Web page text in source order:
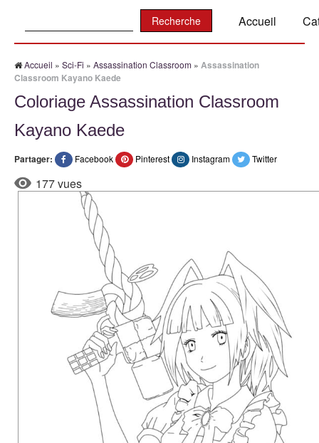
Accueil
Accueil » Sci-Fi » Assassination Classroom » Assassination
Classroom Kayano Kaede
Coloriage Assassination Classroom
Kayano Kaede
Partager: Facebook Pinterest Instagram Twitter
177 vues